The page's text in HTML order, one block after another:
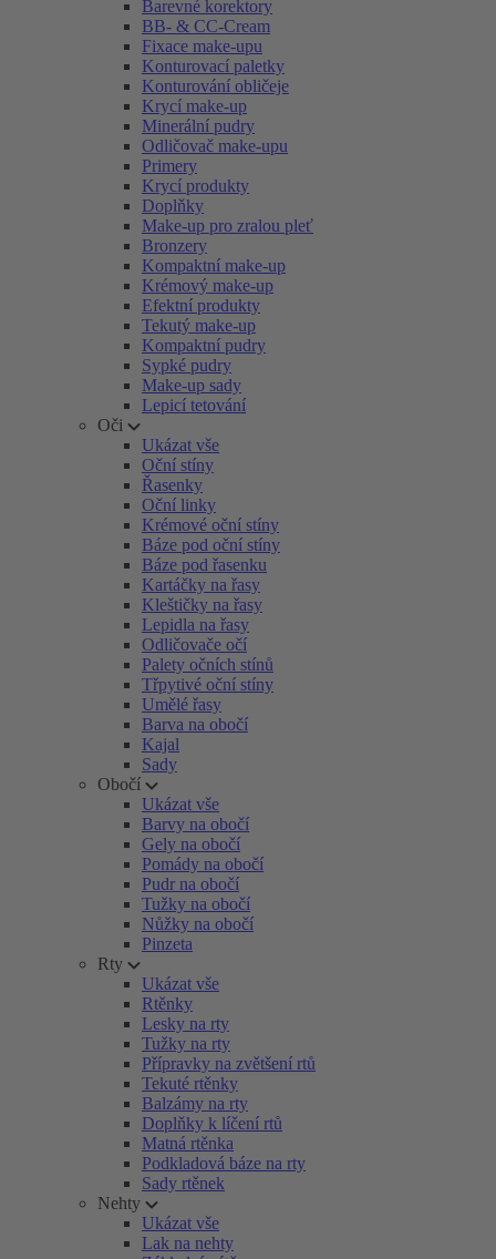
Barevné korektory
BB- & CC-Cream
Fixace make-upu
Konturovací paletky
Konturování obličeje
Krycí make-up
Minerální pudry
Odličovač make-upu
Primery
Krycí produkty
Doplňky
Make-up pro zralou pleť
Bronzery
Kompaktní make-up
Krémový make-up
Efektní produkty
Tekutý make-up
Kompaktní pudry
Sypké pudry
Make-up sady
Lepicí tetování
Oči
Ukázat vše
Oční stíny
Řasenky
Oční linky
Krémové oční stíny
Báze pod oční stíny
Báze pod řasenku
Kartáčky na řasy
Kleštičky na řasy
Lepidla na řasy
Odličovače očí
Palety očních stínů
Třpytivé oční stíny
Umělé řasy
Barva na obočí
Kajal
Sady
Obočí
Ukázat vše
Barvy na obočí
Gely na obočí
Pomády na obočí
Pudr na obočí
Tužky na obočí
Nůžky na obočí
Pinzeta
Rty
Ukázat vše
Rtěnky
Lesky na rty
Tužky na rty
Přípravky na zvětšení rtů
Tekuté rtěnky
Balzámy na rty
Doplňky k líčení rtů
Matná rtěnka
Podkladová báze na rty
Sady rtěnek
Nehty
Ukázat vše
Lak na nehty